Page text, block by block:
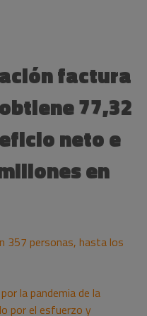
factura
77,32
neto e
en
357 personas, hasta los
la pandemia de la
por el esfuerzo y